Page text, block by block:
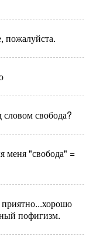
пожалуйста.
свобода?
меня "свобода" =
приятно...хорошо
пофигизм.